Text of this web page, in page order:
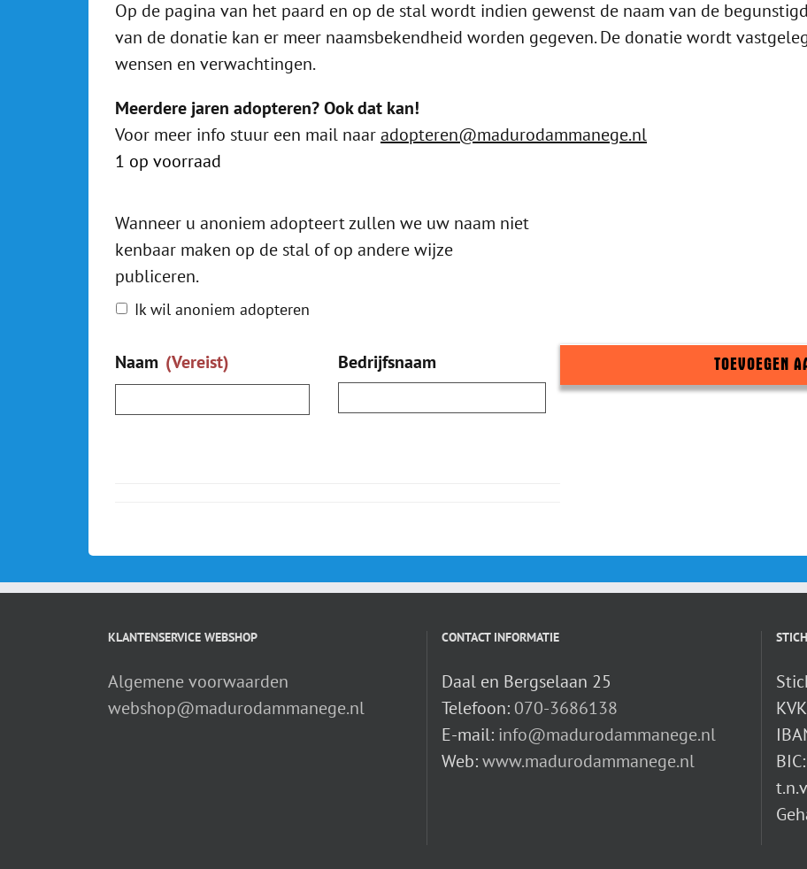
Op de pagina van het paard en op de stal wordt indien gewenst de naam van de
van de donatie kan er meer naamsbekendheid worden gegeven. De donatie wordt
wensen en verwachtingen.
Meerdere jaren adopteren? Ook dat kan!
Voor meer info stuur een mail naaradopteren@madurodammanege.nl
1 op voorraad
Wanneer
u
anoniem
adopteert
zullen
uw
naam
andere
publiceren.
Wanneer u anoniem adopteert zullen we uw naam niet
kenbaar maken op de stal of op andere wijze
publiceren.
Ik wil anoniem adopteren
Naam (Vereist)
Bedrijfsnaam TOEVOEGEN
KLANTENSERVICE WEBSHOP
Algemene voorwaarden
webshop@madurodammanege.nl
CONTACT INFORMATIE
Daal en Bergselaan 25
Telefoon: 070-3686138
E-mail: info@madurodammanege.nl
Web:www.madurodammanege.nl